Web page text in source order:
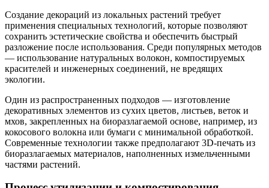
Создание декораций из локальных растений требует
применения специальных технологий, которые позволяют
сохранить эстетические свойства и обеспечить быстрый
разложение после использования. Среди популярных методов
— использование натуральных волокон, компостируемых
красителей и инженерных соединений, не вредящих
экологии.
Один из распространенных подходов — изготовление
декоративных элементов из сухих цветов, листьев, веток и
мхов, закрепленных на биоразлагаемой основе, например, из
кокосового волокна или бумаги с минимальной обработкой.
Современные технологии также предполагают 3D-печать из
биоразлагаемых материалов, наполненных измельченными
частями растений.